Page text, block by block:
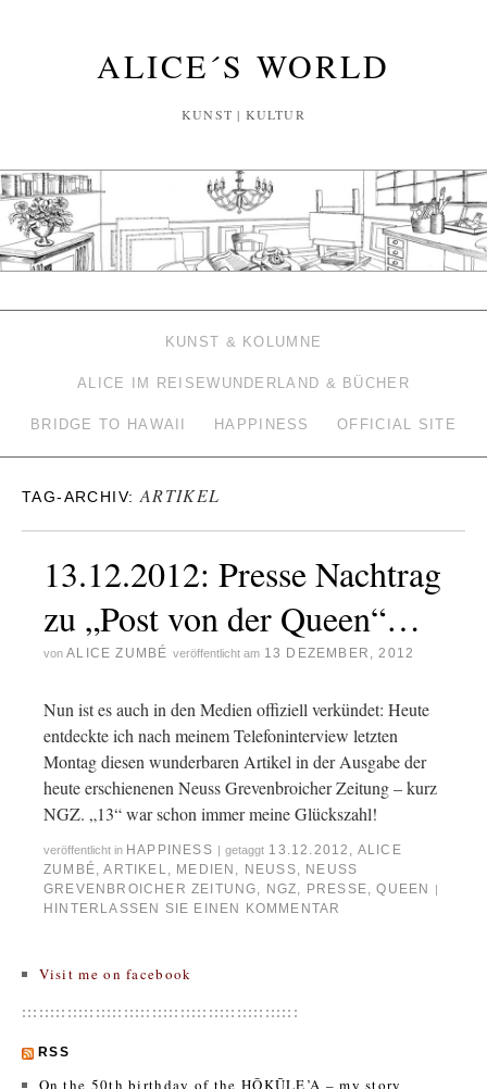
ALICE´S WORLD
KUNST | KULTUR
KUNST & KOLUMNE
ALICE IM REISEWUNDERLAND & BÜCHER
BRIDGE TO HAWAII HAPPINESS OFFICIAL SITE
TAG-ARCHIV:ARTIKEL
13.12.2012: Presse Nachtrag
zu „Post von der Queen“…
von ALICE ZUMBÉ veröffentlicht am 13 DEZEMBER, 2012
Nun ist es auch in den Medien offiziell verkündet: Heute
entdeckte ich nach meinem Telefoninterview letzten
Montag diesen wunderbaren Artikel in der Ausgabe der
heute erschienenen Neuss Grevenbroicher Zeitung – kurz
NGZ. „13“ war schon immer meine Glückszahl!
veröffentlicht in HAPPINESS getaggt 13.12.2012 , ALICE
ZUMBÉ,ARTIKEL, MEDIEN , NEUSS, NEUSS
GREVENBROICHER ZEITUNG, NGZ, PRESSE,QUEEN
HINTERLASSEN SIE EINEN KOMMENTAR
Visit me on facebook
:::::::::::::::::::::::::::::::::::::::::::::::::
RSS
On the 50th birthday of the HŌKŪLE’A – my story